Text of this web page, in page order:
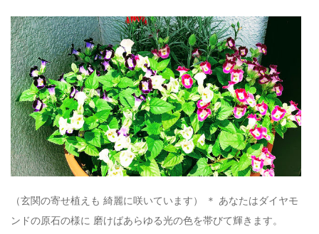
（玄関の寄せ植えも 綺麗に咲いています） ＊ あなたはダイヤモ
ンドの原石の様に 磨けばあらゆる光の色を帯びて輝きます。